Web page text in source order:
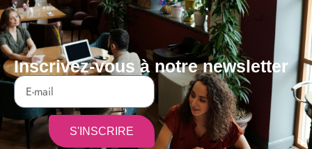
Inscrivez-vous à notre newsletter
S'INSCRIRE